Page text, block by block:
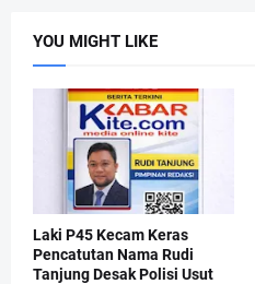
YOU MIGHT LIKE
Laki P45 Kecam Keras
Pencatutan Nama Rudi
Tanjung Desak Polisi Usut